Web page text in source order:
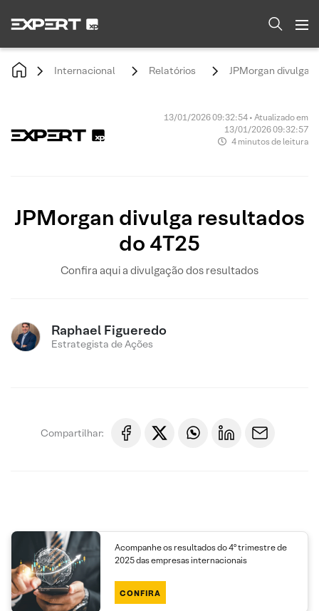
Internacional Relatórios JPMorgan divulga
13/01/2026 09:32:54 • Atualizado em
13/01/2026 09:32:57
4 minutos de leitura
JPMorgan divulga resultados
do 4T25
Confira aqui a divulgação dos resultados
Raphael Figueredo
Estrategista de Ações
Compartilhar:
Acompanhe os resultados do 4º trimestre de
2025 das empresas internacionais
CONFIRA